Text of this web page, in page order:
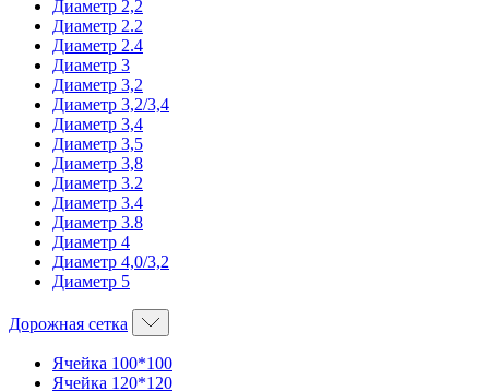
Диаметр 2,2
Диаметр 2.2
Диаметр 2.4
Диаметр 3
Диаметр 3,2
Диаметр 3,2/3,4
Диаметр 3,4
Диаметр 3,5
Диаметр 3,8
Диаметр 3.2
Диаметр 3.4
Диаметр 3.8
Диаметр 4
Диаметр 4,0/3,2
Диаметр 5
Дорожная сетка
Ячейка 100*100
Ячейка 120*120